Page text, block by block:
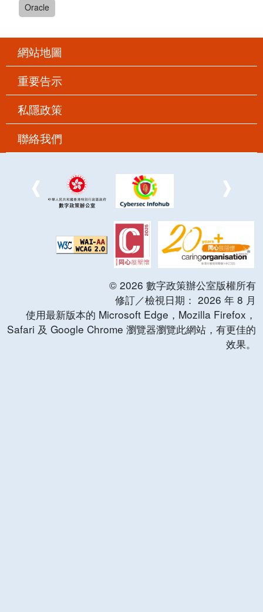
Oracle
網站地圖
重要告示
私隱政策
聯絡我們
© 2026 數字政策辦公室版權所有
修訂／檢視日期： 2026 年 8 月
使用最新版本的 Microsoft Edge，Mozilla Firefox，
Safari 及 Google Chrome 瀏覽器瀏覽此網站，有更佳的
效果。